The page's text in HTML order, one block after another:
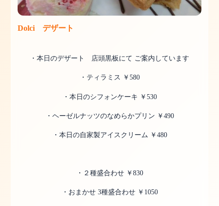
Dolci デザート
・本日のデザート 店頭黒板にて ご案内しています
・ティラミス ￥580
・本日のシフォンケーキ ￥530
・ヘーゼルナッツのなめらかプリン ￥490
・本日の自家製アイスクリーム ￥480
・２種盛合わせ ￥830
・おまかせ 3種盛合わせ ￥1050